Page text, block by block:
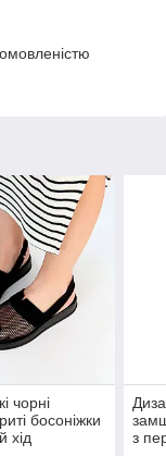
чорні
босоніжки
хід
з